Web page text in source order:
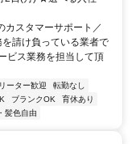
カスタマーサポート／
請け負っている業者で
ビス業務を担当して頂
ーター歓迎
転勤なし
ブランクOK
育休あり
髪色自由